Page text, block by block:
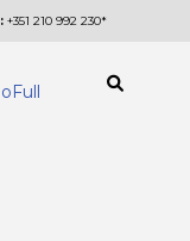
+351 210 992 230*